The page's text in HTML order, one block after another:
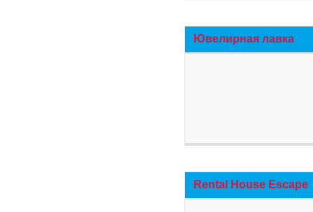
Ювелирная лавка
Rental House Escape